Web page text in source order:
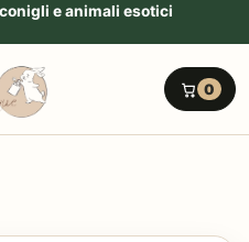
e animali esotici
0